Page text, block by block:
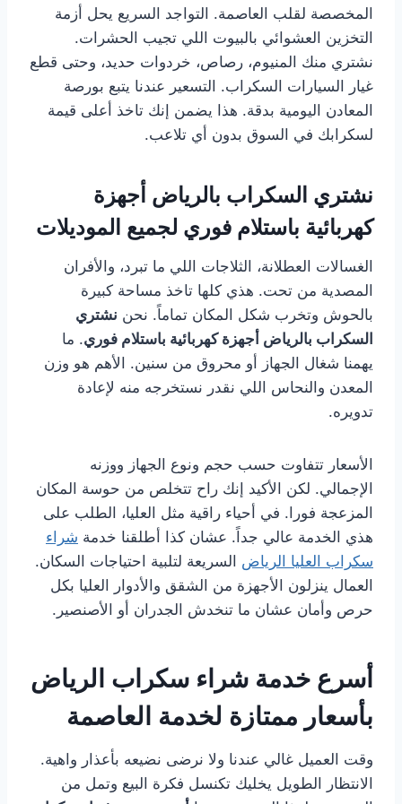
المخصصة لقلب العاصمة. التواجد السريع يحل أزمة
التخزين العشوائي بالبيوت اللي تجيب الحشرات.
نشتري منك المنيوم، رصاص، خردوات حديد، وحتى قطع
غيار السيارات السكراب. التسعير عندنا يتبع بورصة
المعادن اليومية بدقة. هذا يضمن إنك تاخذ أعلى قيمة
لسكرابك في السوق بدون أي تلاعب.
نشتري السكراب بالرياض أجهزة
كهربائية باستلام فوري لجميع الموديلات
الغسالات العطلانة، الثلاجات اللي ما تبرد، والأفران
المصدية من تحت. هذي كلها تاخذ مساحة كبيرة
بالحوش وتخرب شكل المكان تماماً. نحن نشتري
السكراب بالرياض أجهزة كهربائية باستلام فوري. ما
يهمنا شغال الجهاز أو محروق من سنين. الأهم هو وزن
المعدن والنحاس اللي نقدر نستخرجه منه لإعادة
تدويره.
الأسعار تتفاوت حسب حجم ونوع الجهاز ووزنه
الإجمالي. لكن الأكيد إنك راح تتخلص من حوسة المكان
المزعجة فورا. في أحياء راقية مثل العليا، الطلب على
هذي الخدمة عالي جداً. عشان كذا أطلقنا خدمة شراء
سكراب العليا الرياض السريعة لتلبية احتياجات السكان.
العمال ينزلون الأجهزة من الشقق والأدوار العليا بكل
حرص وأمان عشان ما تنخدش الجدران أو الأصنصير.
أسرع خدمة شراء سكراب الرياض
بأسعار ممتازة لخدمة العاصمة
وقت العميل غالي عندنا ولا نرضى نضيعه بأعذار واهية.
الانتظار الطويل يخليك تكنسل فكرة البيع وتمل من